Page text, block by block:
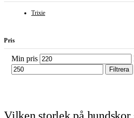
Trixie
Pris
Min pris
Filtrera